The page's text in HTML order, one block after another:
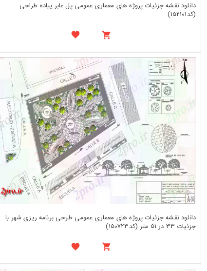
دانلود نقشه جزئیات پروژه های معماری عمومی پل عابر پیاده طراحی
(کد152101)
دانلود نقشه جزئیات پروژه های معماری عمومی طرحی برنامه ریزی شهر با
جزئیات 33 در 51 متر (کد150723)